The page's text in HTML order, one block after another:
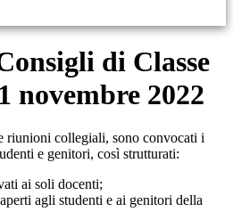
di Classe
novembre 2022
riunioni collegiali, sono convocati i
e genitori, così strutturati:
ai soli docenti;
agli studenti e ai genitori della